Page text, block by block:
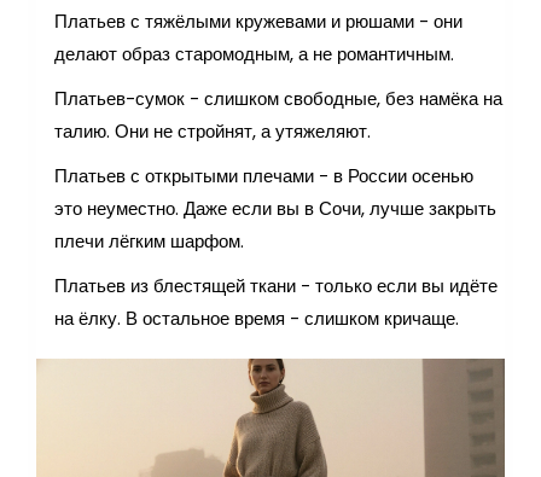
Платьев с тяжёлыми кружевами и рюшами - они
делают образ старомодным, а не романтичным.
Платьев-сумок - слишком свободные, без намёка на
талию. Они не стройнят, а утяжеляют.
Платьев с открытыми плечами - в России осенью
это неуместно. Даже если вы в Сочи, лучше закрыть
плечи лёгким шарфом.
Платьев из блестящей ткани - только если вы идёте
на ёлку. В остальное время - слишком кричаще.